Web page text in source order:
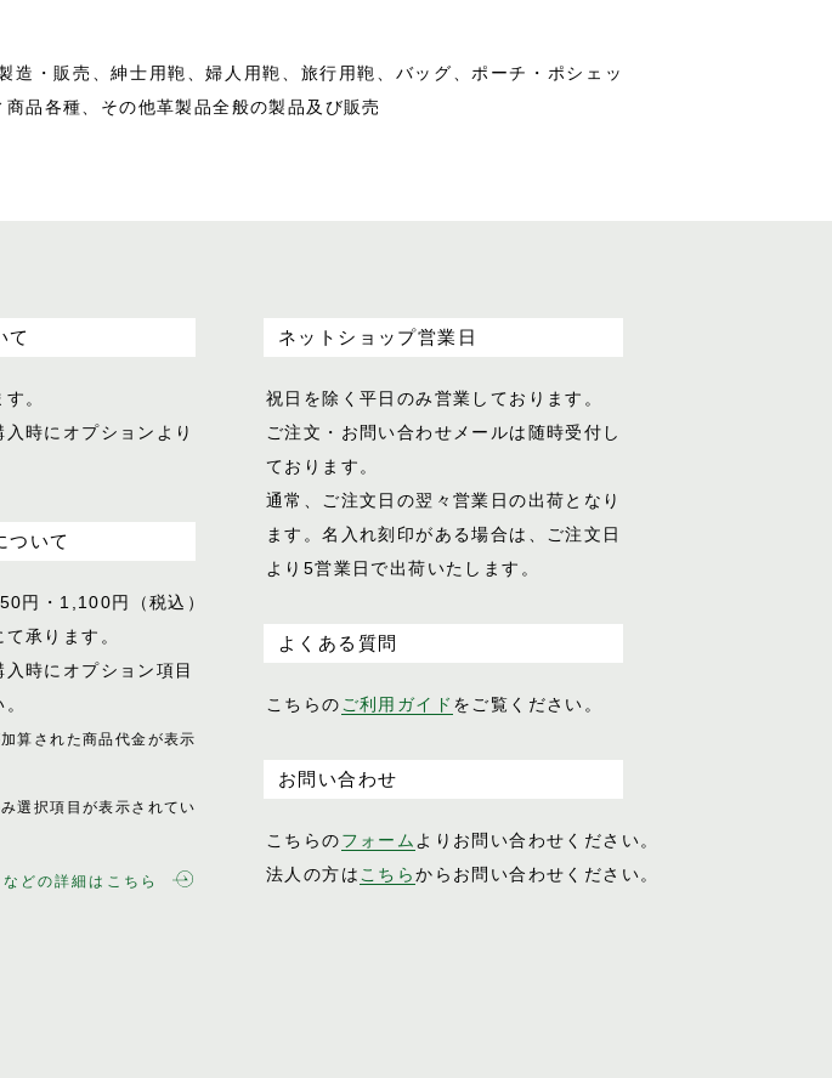
・販売、紳士用鞄、婦人用鞄、旅行用鞄、バッグ、ポーチ・ポシェッ
品各種、その他革製品全般の製品及び販売
て
。
時にオプションより
ついて
円・1,100円（税込）
承ります。
時にオプション項目
算された商品代金が表示
選択項目が表示されてい
どの詳細はこちら
ネットショップ営業日
祝日を除く平日のみ営業しております。
ご注文・お問い合わせメールは随時受付し
ております。
通常、ご注文日の翌々営業日の出荷となり
ます。名入れ刻印がある場合は、ご注文日
より5営業日で出荷いたします。
よくある質問
こちらの ご利用ガイド をご覧ください。
お問い合わせ
こちらのフォーム よりお問い合わせください。
法人の方は こちらからお問い合わせください。